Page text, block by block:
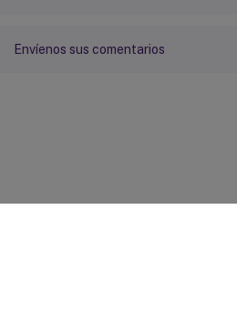
Envíenos sus comentarios